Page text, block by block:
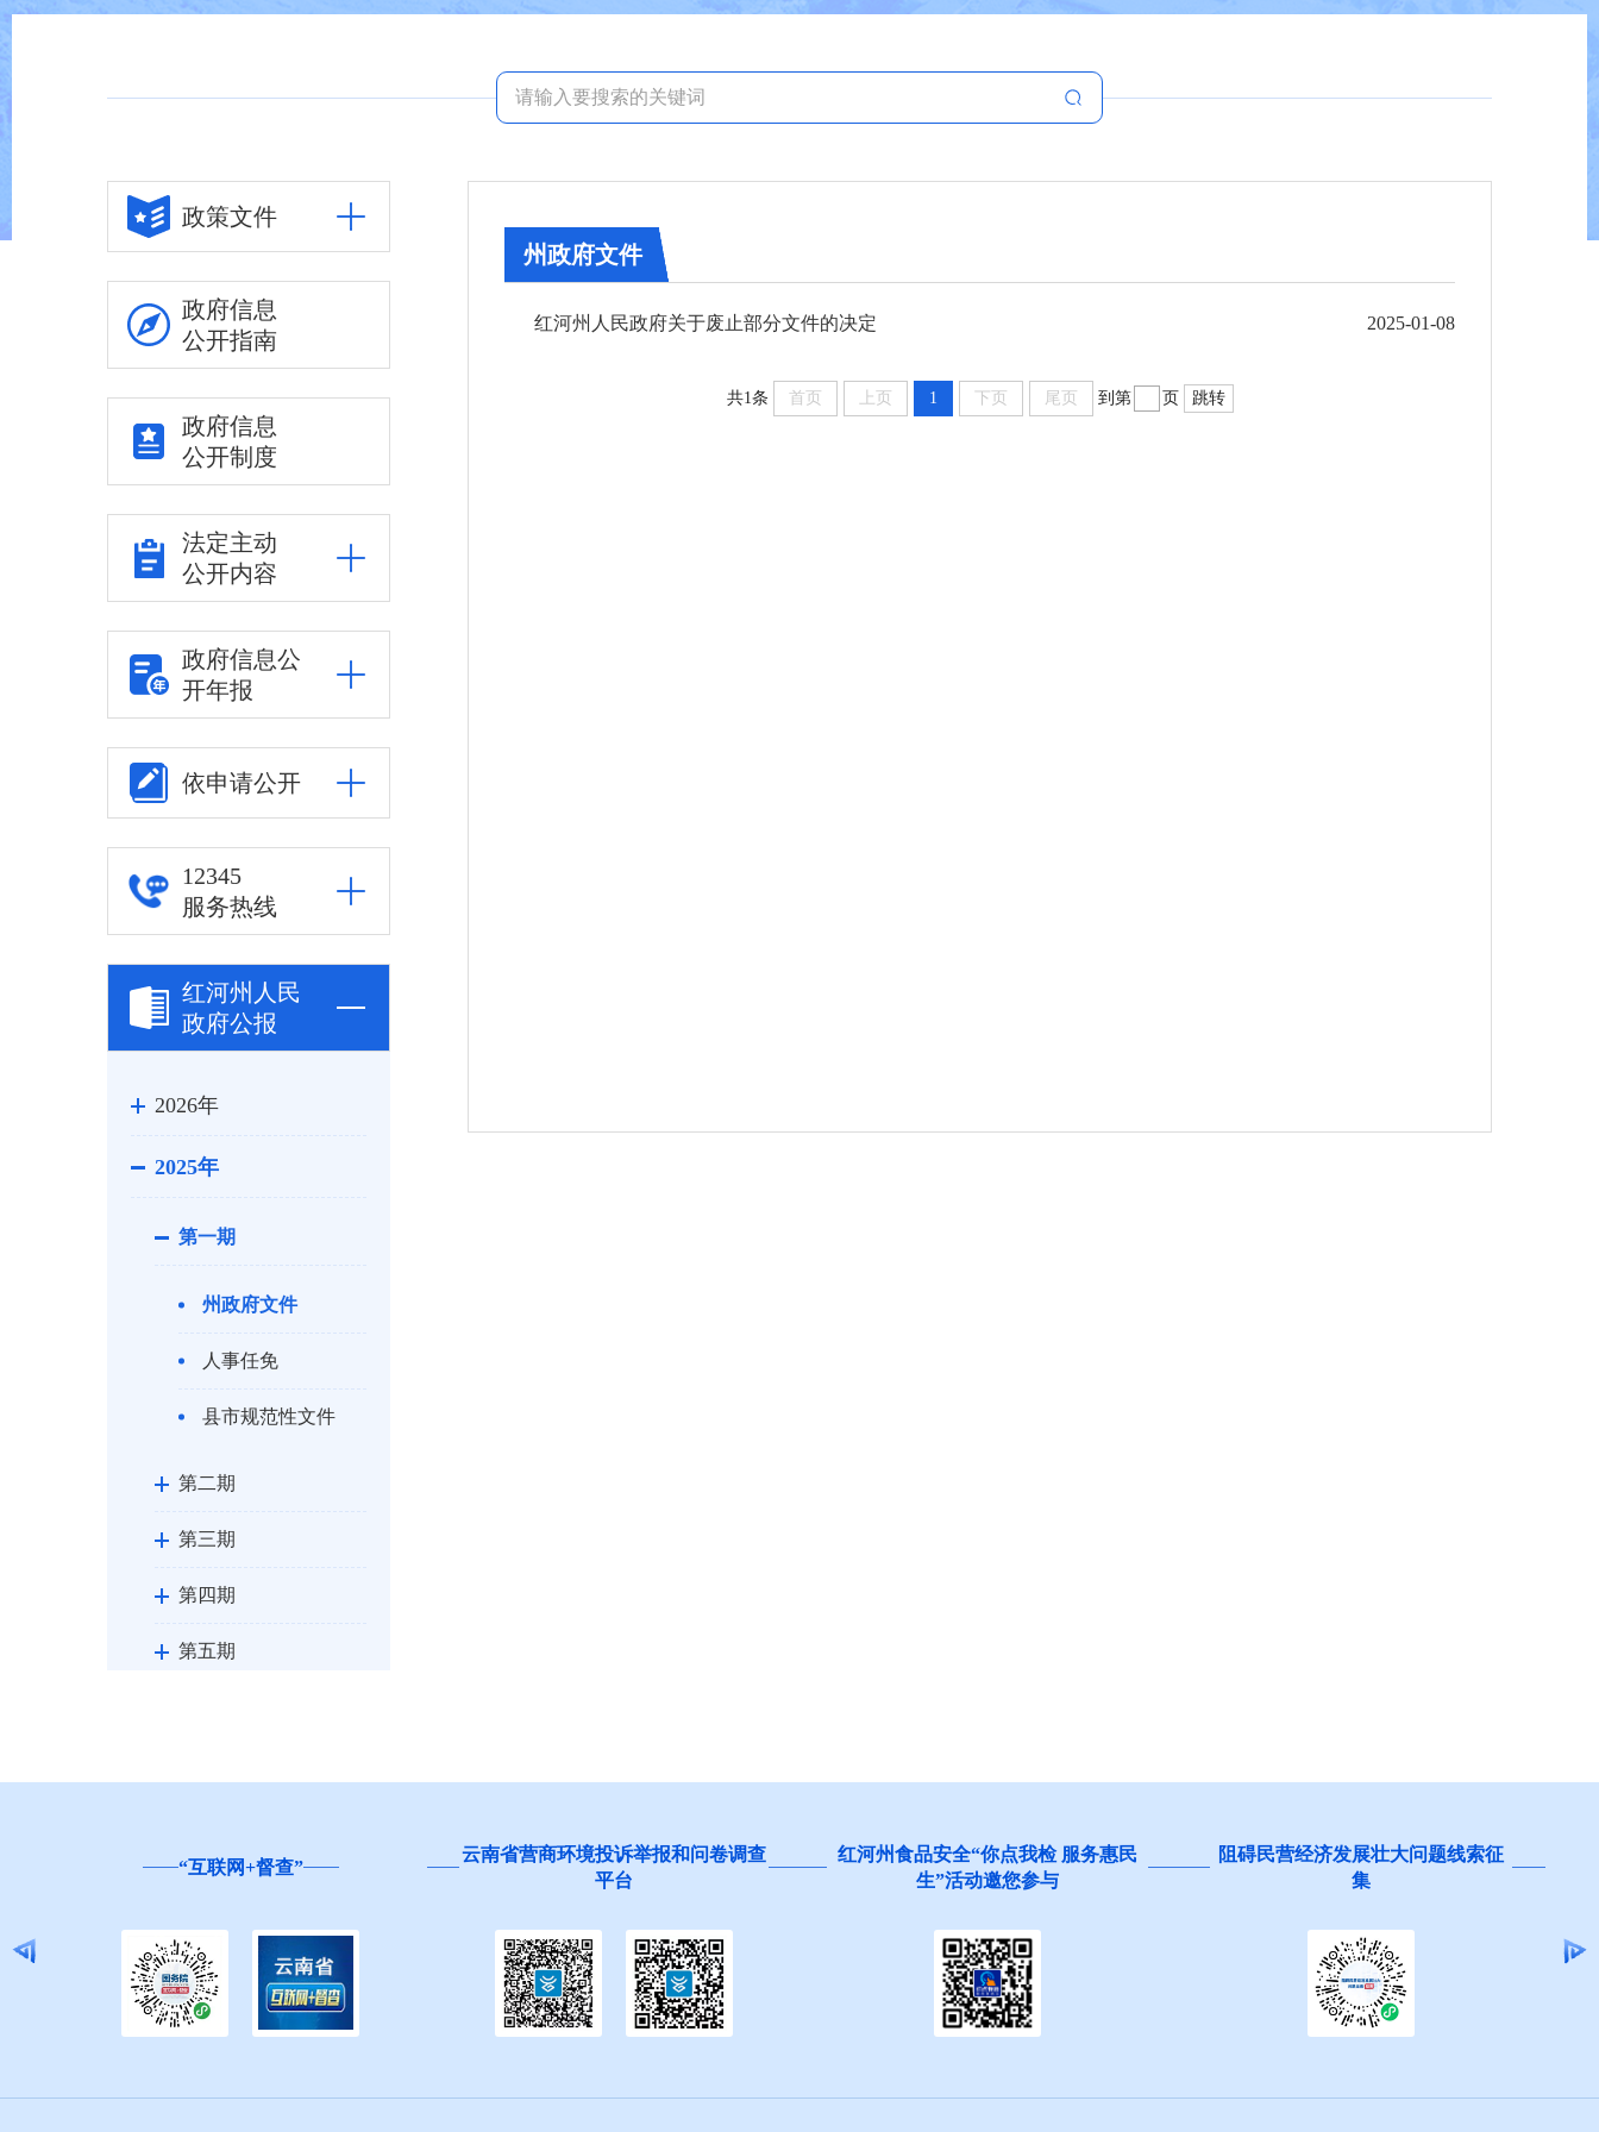
政策文件
政府信息
公开指南
政府信息
公开制度
法定主动
公开内容
政府信息公
开年报
依申请公开
12345
服务热线
红河州人民
政府公报
2026年
2025年
第一期
州政府文件
人事任免
县市规范性文件
第二期
第三期
第四期
第五期
第九期
第十期
第十一期
第十二期
州政府文件
红河州人民政府关于废止部分文件的决定 2025-01-08
共1条 首页 上页 1 下页 尾页 到第 页 跳转
云南省营商环境投诉举报和问卷调查
红河州食品安全“你点我检 服务惠民
生”活动邀您参与
阻碍民营经济发展壮大问题线索征
集
为基层减负线索反映